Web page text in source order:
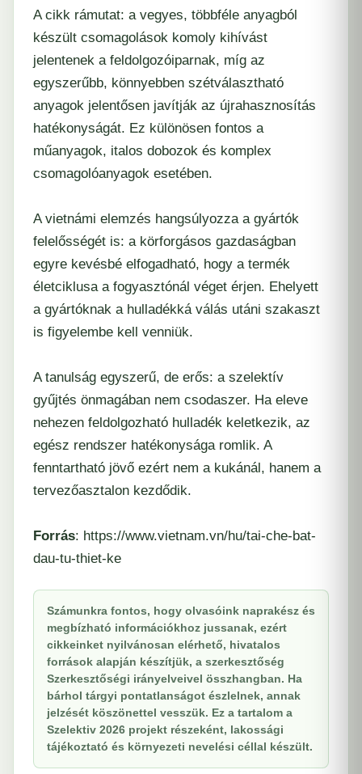
A cikk rámutat: a vegyes, többféle anyagból
készült csomagolások komoly kihívást
jelentenek a feldolgozóiparnak, míg az
egyszerűbb, könnyebben szétválasztható
anyagok jelentősen javítják az újrahasznosítás
hatékonyságát. Ez különösen fontos a
műanyagok, italos dobozok és komplex
csomagolóanyagok esetében.
A vietnámi elemzés hangsúlyozza a gyártók
felelősségét is: a körforgásos gazdaságban
egyre kevésbé elfogadható, hogy a termék
életciklusa a fogyasztónál véget érjen. Ehelyett
a gyártóknak a hulladékká válás utáni szakaszt
is figyelembe kell venniük.
A tanulság egyszerű, de erős: a szelektív
gyűjtés önmagában nem csodaszer. Ha eleve
nehezen feldolgozható hulladék keletkezik, az
egész rendszer hatékonysága romlik. A
fenntartható jövő ezért nem a kukánál, hanem a
tervezőasztalon kezdődik.
Forrás: https://www.vietnam.vn/hu/tai-che-bat-
dau-tu-thiet-ke
Számunkra fontos, hogy olvasóink naprakész és
megbízható információkhoz jussanak, ezért
cikkeinket nyilvánosan elérhető, hivatalos
források alapján készítjük, a szerkesztőség
Szerkesztőségi irányelveivel összhangban. Ha
bárhol tárgyi pontatlanságot észlelnek, annak
jelzését köszönettel vesszük. Ez a tartalom a
Szelektiv 2026 projekt részeként, lakossági
tájékoztató és környezeti nevelési céllal készült.